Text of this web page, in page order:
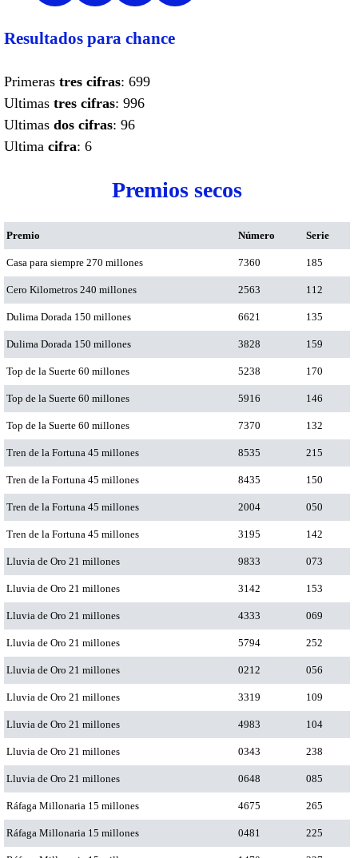
Resultados para chance
Primeras tres cifras: 699
Ultimas tres cifras: 996
Ultimas dos cifras: 96
Ultima cifra: 6
Premios secos
Premio Número Serie
Casa para siempre 270 millones 7360 185
Cero Kilometros 240 millones 2563 112
Dulima Dorada 150 millones 6621 135
Dulima Dorada 150 millones 3828 159
Top de la Suerte 60 millones 5238 170
Top de la Suerte 60 millones 5916 146
Top de la Suerte 60 millones 7370 132
Tren de la Fortuna 45 millones 8535 215
Tren de la Fortuna 45 millones 8435 150
Tren de la Fortuna 45 millones 2004 050
Tren de la Fortuna 45 millones 3195 142
Lluvia de Oro 21 millones 9833 073
Lluvia de Oro 21 millones 3142 153
Lluvia de Oro 21 millones 4333 069
Lluvia de Oro 21 millones 5794 252
Lluvia de Oro 21 millones 0212 056
Lluvia de Oro 21 millones 3319 109
Lluvia de Oro 21 millones 4983 104
Lluvia de Oro 21 millones 0343 238
Lluvia de Oro 21 millones 0648 085
Ráfaga Millonaria 15 millones 4675 265
Ráfaga Millonaria 15 millones 0481 225